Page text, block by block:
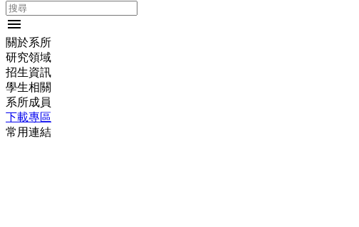
menu
關於系所
研究領域
招生資訊
學生相關
系所成員
下載專區
常用連結